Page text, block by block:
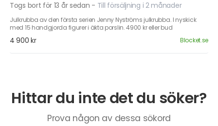
Togs bort för 13 år sedan - Till försäljning i 2 månader
Julkrubba av den första serien Jenny Nyströms julkrubba. I nyskick
med 15 handgjorda figurer i äkta porslin. 4900 kr eller bud
4 900 kr Blocket.se
Hittar du inte det du söker?
Prova någon av dessa sökord